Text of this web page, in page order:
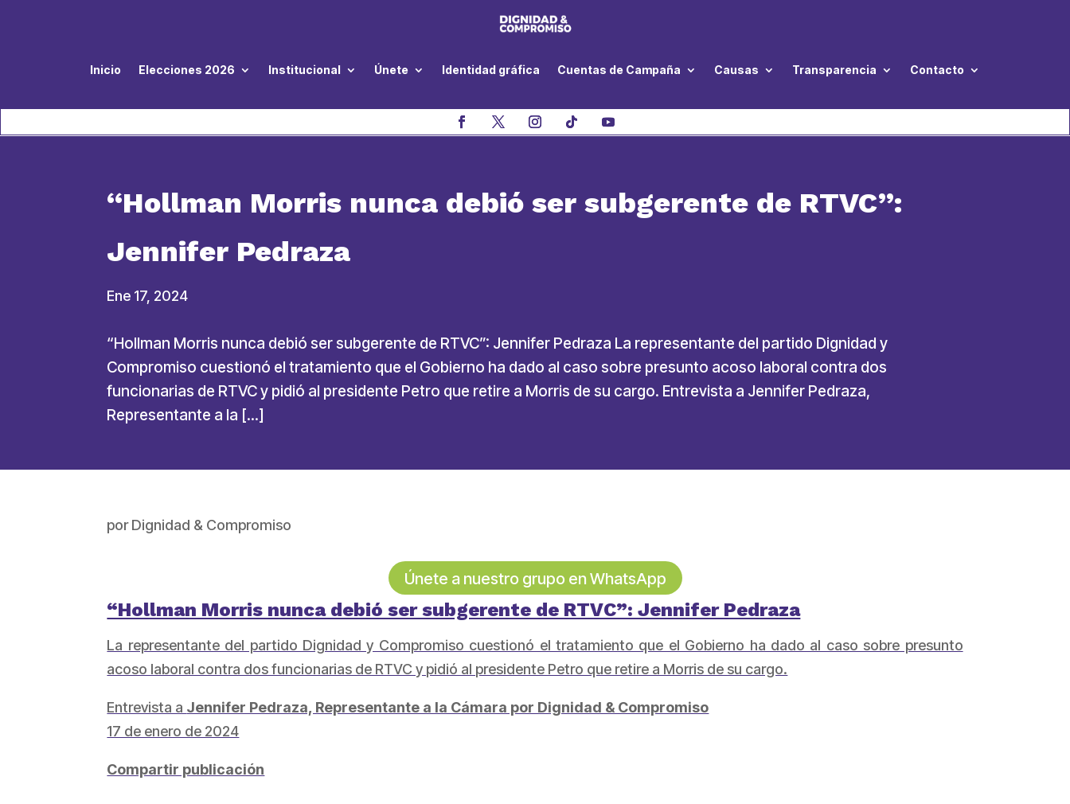
Inicio Elecciones 2026 Institucional Únete Identidad gráfica Cuentas de Campaña Causas Transparencia Contacto
“Hollman Morris nunca debió ser subgerente de RTVC”:
Jennifer Pedraza
Ene 17, 2024
“Hollman Morris nunca debió ser subgerente de RTVC”: Jennifer Pedraza La representante del partido Dignidad y
Compromiso cuestionó el tratamiento que el Gobierno ha dado al caso sobre presunto acoso laboral contra dos
funcionarias de RTVC y pidió al presidente Petro que retire a Morris de su cargo. Entrevista a Jennifer Pedraza,
Representante a la […]
porDignidad & Compromiso
Únete a nuestro grupo en WhatsApp
“Hollman Morris nunca debió ser subgerente de RTVC”: Jennifer Pedraza
La representante del partido Dignidad y Compromiso cuestionó el tratamiento que el Gobierno ha dado al caso sobre presunto
acoso laboral contra dos funcionarias de RTVC y pidió al presidente Petro que retire a Morris de su cargo.
Entrevista a Jennifer Pedraza, Representante a la Cámara por Dignidad & Compromiso
17 de enero de 2024
Compartir publicación